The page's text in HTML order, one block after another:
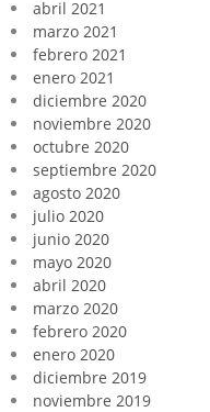
abril 2021
marzo 2021
febrero 2021
enero 2021
diciembre 2020
noviembre 2020
octubre 2020
septiembre 2020
agosto 2020
julio 2020
junio 2020
mayo 2020
abril 2020
marzo 2020
febrero 2020
enero 2020
diciembre 2019
noviembre 2019